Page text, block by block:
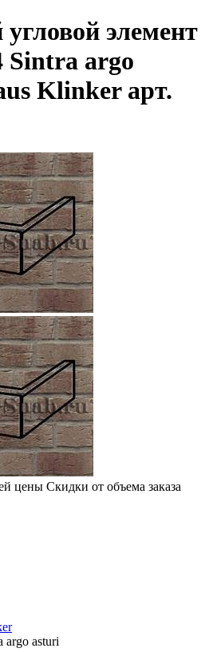
элемент
Sintra argo
Klinker арт.
цены Скидки от объема заказа
argo asturi